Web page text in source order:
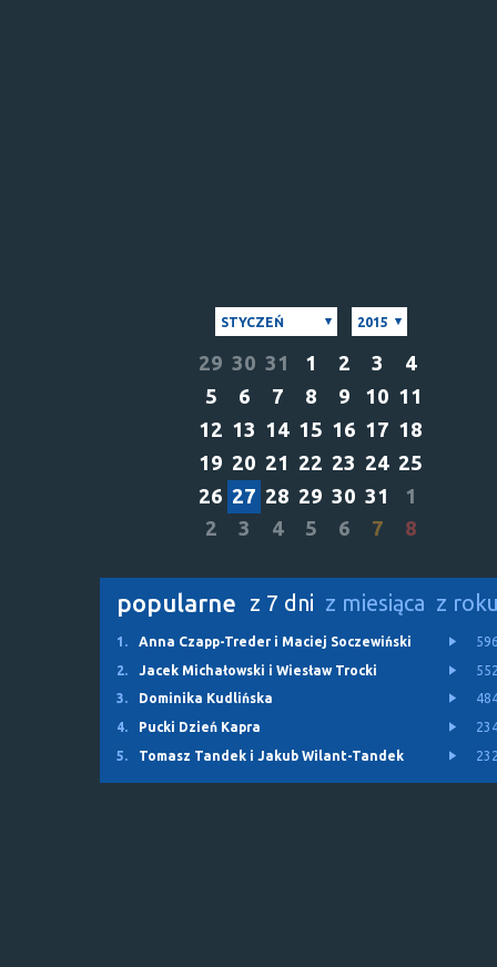
STYCZEŃ 2015
29 30 31 1 2 3
4
5
6 7 8 9 10 11
12 13 14 15 16 17 18
19 20 21 22 23 24 25
26 27 28 29 30 31
1
2
3 4 5 6 7 8
popularne z 7 dni z miesiąca z
1. Anna Czapp-Treder i Maciej Soczewiński
2.
Jacek Michałowski i Wiesław Trocki
3.
Dominika Kudlińska
4.
Pucki Dzień Kapra
5.
Tomasz Tandek i Jakub Wilant-Tandek